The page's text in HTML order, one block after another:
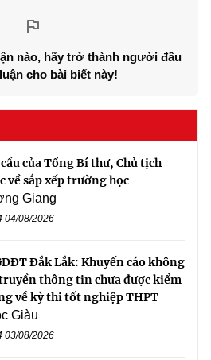
nào, hãy trở thành người đầu
cho bài biết này!
của Tổng Bí thư, Chủ tịch
về sắp xếp trường học
Giang
04/08/2026
Đắk Lắk: Khuyến cáo không
thông tin chưa được kiểm
về kỳ thi tốt nghiệp THPT
Giàu
03/08/2026